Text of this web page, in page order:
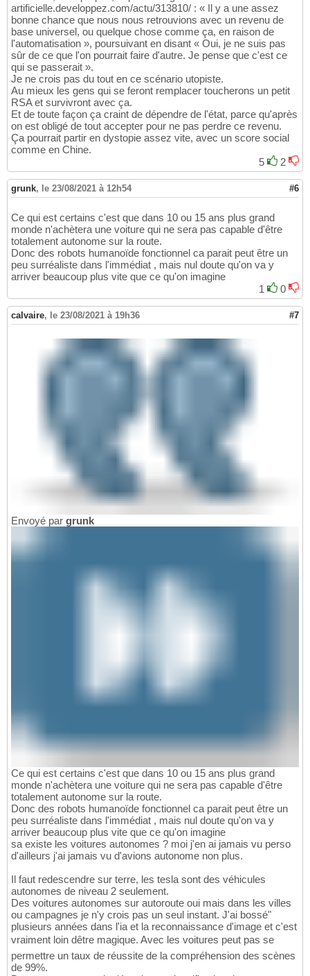
artificielle.developpez.com/actu/313810/ : « Il y a une assez
bonne chance que nous nous retrouvions avec un revenu de
base universel, ou quelque chose comme ça, en raison de
l'automatisation », poursuivant en disant « Oui, je ne suis pas
sûr de ce que l'on pourrait faire d'autre. Je pense que c'est ce
qui se passerait ».
Je ne crois pas du tout en ce scénario utopiste.
Au mieux les gens qui se feront remplacer toucherons un petit
RSA et survivront avec ça.
Et de toute façon ça craint de dépendre de l'état, parce qu'après
on est obligé de tout accepter pour ne pas perdre ce revenu.
Ça pourrait partir en dystopie assez vite, avec un score social
comme en Chine.
5
2
grunk, le 23/08/2021 à 12h54 #6
Ce qui est certains c'est que dans 10 ou 15 ans plus grand
monde n'achètera une voiture qui ne sera pas capable d'être
totalement autonome sur la route.
Donc des robots humanoïde fonctionnel ca parait peut être un
peu surréaliste dans l'immédiat , mais nul doute qu'on va y
arriver beaucoup plus vite que ce qu'on imagine
1
0
calvaire, le 23/08/2021 à 19h36 #7
Envoyé par grunk
Ce qui est certains c'est que dans 10 ou 15 ans plus grand
monde n'achètera une voiture qui ne sera pas capable d'être
totalement autonome sur la route.
Donc des robots humanoïde fonctionnel ca parait peut être un
peu surréaliste dans l'immédiat , mais nul doute qu'on va y
arriver beaucoup plus vite que ce qu'on imagine
sa existe les voitures autonomes ? moi j'en ai jamais vu perso
d'ailleurs j'ai jamais vu d'avions autonome non plus.
Il faut redescendre sur terre, les tesla sont des véhicules
autonomes de niveau 2 seulement.
Des voitures autonomes sur autoroute oui mais dans les villes
ou campagnes je n'y crois pas un seul instant. J'ai bossé"
plusieurs années dans l'ia et la reconnaissance d'image et c'est
vraiment loin dêtre magique. Avec les voitures peut pas se
permettre un taux de réussite de la compréhension des scènes
de 99%.